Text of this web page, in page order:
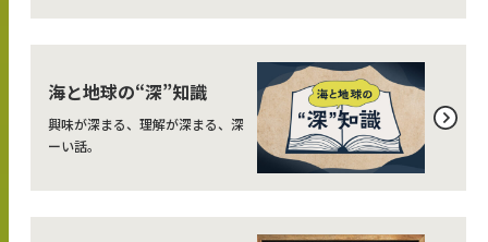
海と地球の“深”知識
興味が深まる、理解が深まる、深
ーい話。